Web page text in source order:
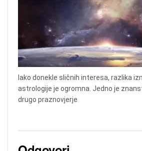
Iako donekle sličnih interesa, razlika
astrologije je ogromna. Jedno je
drugo praznovjerje